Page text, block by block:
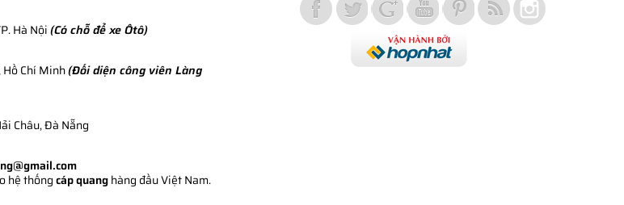
Hà Nội(Có chỗ để xe Ôtô)
Hồ Chí Minh(Đối diện công viên Làng
Châu, Đà Nẵng
hệ thốngcáp quanghàng đầu Việt Nam.